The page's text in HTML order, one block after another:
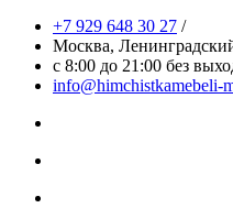
+7 929 648 30 27 /
Москва,
с 8:00 до 21:00 без
info@himchistkamebeli-